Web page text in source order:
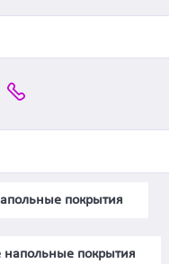
покрытия
покрытия